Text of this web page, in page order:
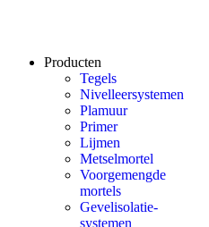
Producten
Tegels
Nivelleersystemen
Plamuur
Primer
Lijmen
Metselmortel
Voorgemengde
mortels
Gevelisolatie-
systemen